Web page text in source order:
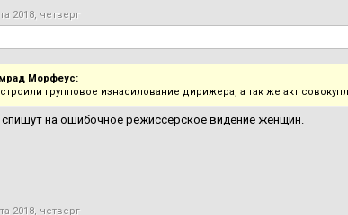
2018, четверг
Морфеус:
групповое изнасилование дирижера, а так же акт
на ошибочное режиссёрское видение женщин.
2018, четверг